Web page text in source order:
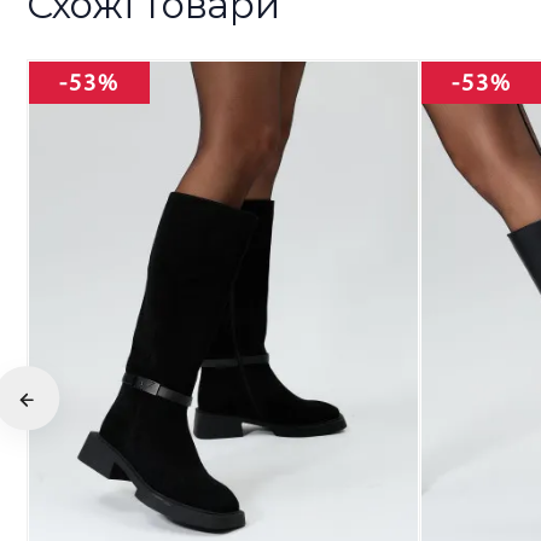
-53% -53%